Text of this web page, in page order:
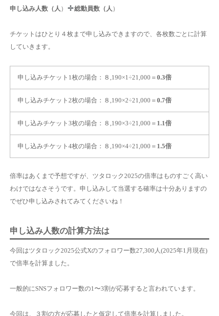
申し込み人数（人 ） 総動員数（人 ）
チケットはひとり４枚まで申し込みできますので、各枚数ごとに計算
していきます。
申し込みチケット1枚の場合：８,190×1÷21,000＝ 0.3倍
申し込みチケット2枚の場合：８,190×2÷21,000＝ 0.7倍
申し込みチケット3枚の場合：８,190×3÷21,000＝ 1.1倍
申し込みチケット4枚の場合：８,190×4÷21,000＝ 1.5倍
倍率はあくまで予想ですが、ツタロック2025の倍率はものすごく高い
わけではなさそうです。申し込みして当選する確率は十分ありますの
でぜひ申し込みされてみてくださいね！
申し込み人数の計算方法は
今回はツタロック2025公式Xのフォロワー数27,300人(2025年1月現在)
で倍率を計算ました。
一般的にSNSフォロワー数の1〜3割が応募すると言われています。
今回は、３割の方が応募したと仮定して倍率を計算しました。